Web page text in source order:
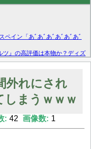
ペイン「あﾞあﾞあﾞあﾞあﾞあﾞ
ツ』の高評価は本物か？ディズ
の本音とMCUの未来を徹底考
規獲得ならず？北川莉央が1
像貼ってくよ
外れにされ
しまうｗｗｗ
: 42 画像数: 1